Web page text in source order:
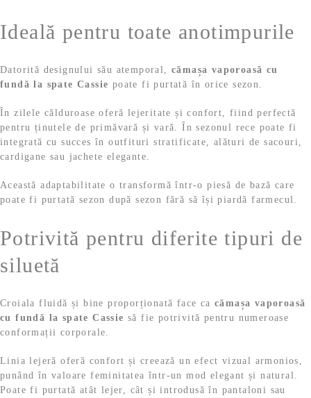
Ideală pentru toate anotimpurile
Datorită designului său atemporal,cămașa vaporoasă cu
fundă la spate Cassie poate fi purtată în orice sezon.
În zilele călduroase oferă lejeritate și confort, fiind perfectă
pentru ținutele de primăvară și vară. În sezonul rece poate fi
integrată cu succes în outfituri stratificate, alături de sacouri,
cardigane sau jachete elegante.
Această adaptabilitate o transformă într-o piesă de bază care
poate fi purtată sezon după sezon fără să își piardă farmecul.
Potrivită pentru diferite tipuri de
siluetă
Croiala fluidă și bine proporționată face cacămașa vaporoasă
cu fundă la spate Cassie să fie potrivită pentru numeroase
conformații corporale.
Linia lejeră oferă confort și creează un efect vizual armonios,
punând în valoare feminitatea într-un mod elegant și natural.
Poate fi purtată atât lejer, cât și introdusă în pantaloni sau